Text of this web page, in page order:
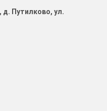
д. Путилково, ул.